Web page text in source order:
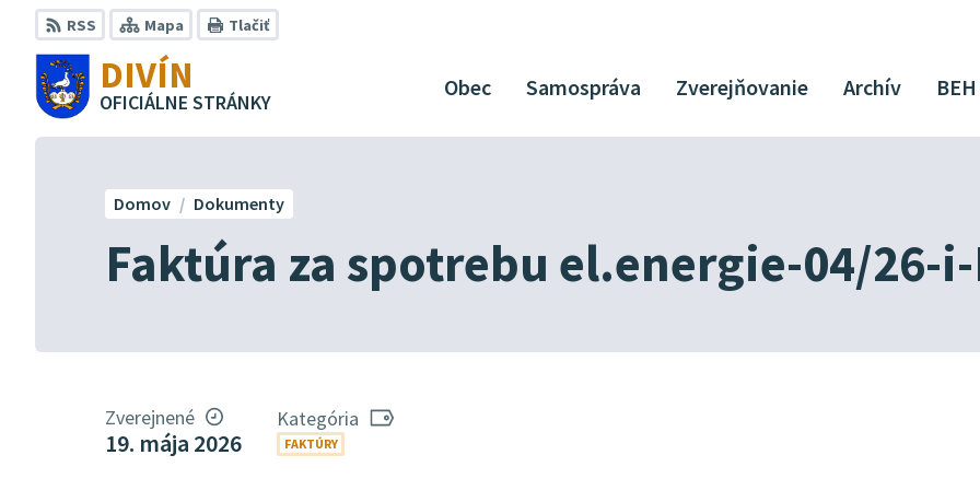
Preskočiť
na
obsah
RSS Mapa Tlačiť
DIVÍN
OFICIÁLNE STRÁNKY
Obec Samospráva Zverejňovanie Archív BEH
Faktúra za spotrebu el.energie-04/26-
Domov Dokumenty
Zverejnené
19. mája 2026
Kategória
FAKTÚRY